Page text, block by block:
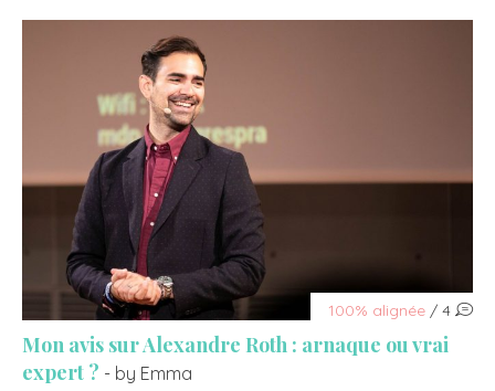
100% alignée / 4
Mon avis sur Alexandre Roth : arnaque ou vrai
expert ? - by Emma